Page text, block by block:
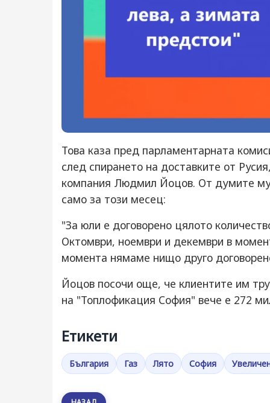
Това каза пред парламентарната
след спирането на доставките от
компания Людмил Йоцов. От думите му
само за този месец:
"За юли е договорено цялото
Октомври, ноември и декември в
момента нямаме нищо друго
Йоцов посочи още, че клиентите им
на "Топлофикация София" вече е 272
Етикети
България Газ Лято София